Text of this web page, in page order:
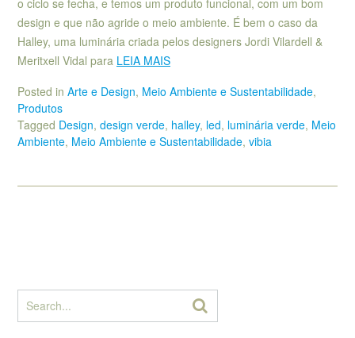
o ciclo se fecha, e temos um produto funcional, com um bom
design e que não agride o meio ambiente. É bem o caso da
Halley, uma luminária criada pelos designers Jordi Vilardell &
Meritxell Vidal para LEIA MAIS
Posted in Arte e Design, Meio Ambiente e Sustentabilidade,
Produtos
Tagged Design, design verde, halley, led, luminária verde, Meio
Ambiente, Meio Ambiente e Sustentabilidade, vibia